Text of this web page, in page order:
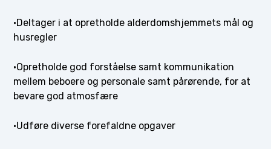
·Deltager i at opretholde alderdomshjemmets mål og
husregler
·Opretholde god forståelse samt kommunikation
mellem beboere og personale samt pårørende, for at
bevare god atmosfære
·Udføre diverse forefaldne opgaver